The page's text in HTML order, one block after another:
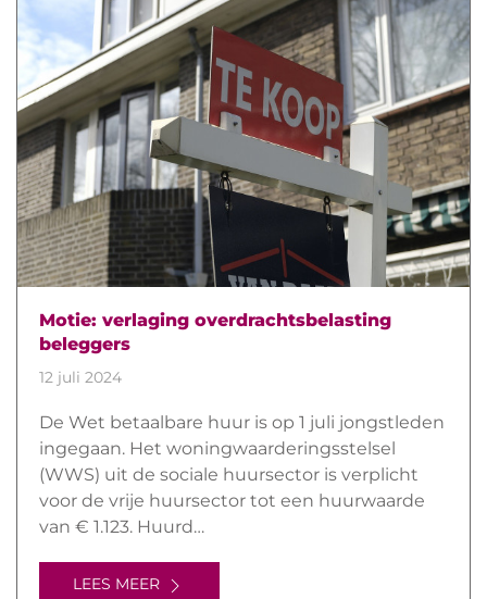
Motie: verlaging overdrachtsbelasting
beleggers
12 juli 2024
De Wet betaalbare huur is op 1 juli jongstleden
ingegaan. Het woningwaarderingsstelsel
(WWS) uit de sociale huursector is verplicht
voor de vrije huursector tot een huurwaarde
van € 1.123. Huurd…
LEES MEER